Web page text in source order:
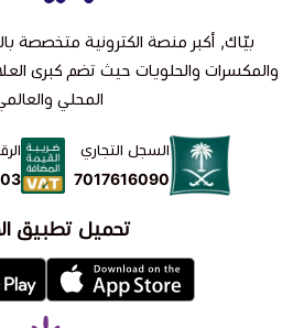
بيّاك, أكبر منصة الكترونية متخصصة
والمكسرات والحلويات حيث تضم كبرى
المحلي
السجل التجاري
7017616090
تحميل تطبيق